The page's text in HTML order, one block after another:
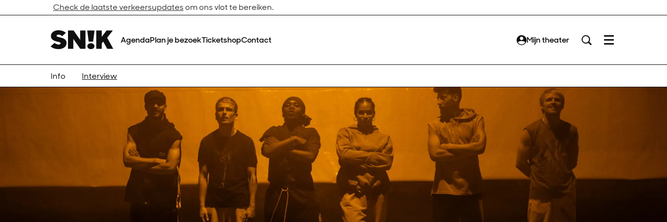
Check de laatste verkeersupdatesom ons vlot te bereiken.
AgendaPlan je bezoekTicketshopContact Mijn theater Menu
Info Interview